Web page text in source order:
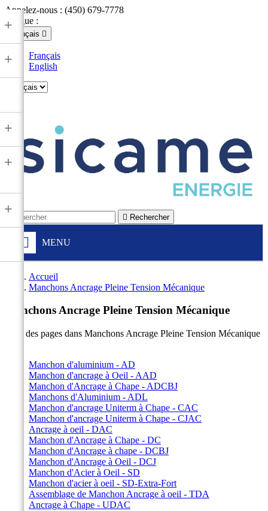
Appelez-nous : (450) 679-7778
Langue :
Français 
Français
English
 Rechercher
MENU
+
+
+
+
+
Accueil
Manchons Ancrage Pleine Tension Mécanique
Manchons Ancrage Pleine Tension Mécanique
Liste des pages dans Manchons Ancrage Pleine Tension Mécanique
Manchon d'aluminium - AD
Manchon d'ancrage à Oeil - AAD
Manchon d'Ancrage à Chape - ADCBJ
Manchons d'Aluminium - ADL
Manchon d'ancrage Uniterm à Chape - CAC
Manchon d'ancrage Uniterm à Chape - CJAC
Ancrage à oeil - DAC
Manchon d'Ancrage à Chape - DC
Manchon d'Ancrage à chape - DCBJ
Manchon d'Ancrage à Oeil - DCJ
Manchon d'Acier à Oeil - SD
Manchon d'acier à oeil - SD-Extra-Fort
Assemblage de Manchon Ancrage à oeil - TDA
Ancrage à Chape - UDAC